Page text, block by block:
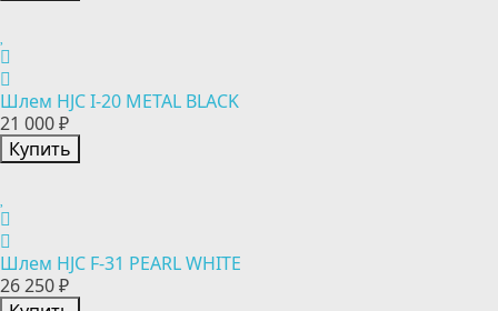
Шлем HJC I-20 METAL BLACK
21 000 ₽
Купить
Шлем HJC F-31 PEARL WHITE
26 250 ₽